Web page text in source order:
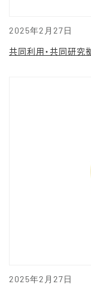
2025年2月27日
共同利用・共同研究
2025年2月27日